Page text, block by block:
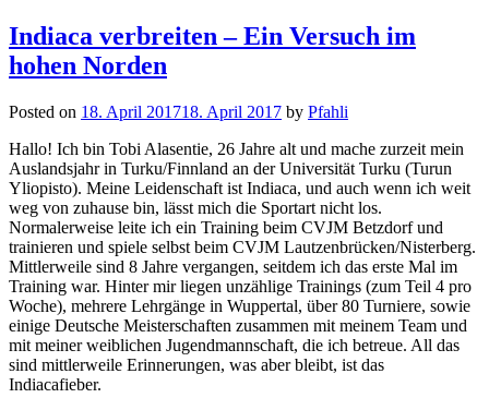
Indiaca verbreiten – Ein Versuch im
hohen Norden
Posted on 18. April 201718. April 2017 by Pfahli
Hallo! Ich bin Tobi Alasentie, 26 Jahre alt und mache zurzeit mein
Auslandsjahr in Turku/Finnland an der Universität Turku (Turun
Yliopisto). Meine Leidenschaft ist Indiaca, und auch wenn ich weit
weg von zuhause bin, lässt mich die Sportart nicht los.
Normalerweise leite ich ein Training beim CVJM Betzdorf und
trainieren und spiele selbst beim CVJM Lautzenbrücken/Nisterberg.
Mittlerweile sind 8 Jahre vergangen, seitdem ich das erste Mal im
Training war. Hinter mir liegen unzählige Trainings (zum Teil 4 pro
Woche), mehrere Lehrgänge in Wuppertal, über 80 Turniere, sowie
einige Deutsche Meisterschaften zusammen mit meinem Team und
mit meiner weiblichen Jugendmannschaft, die ich betreue. All das
sind mittlerweile Erinnerungen, was aber bleibt, ist das
Indiacafieber.